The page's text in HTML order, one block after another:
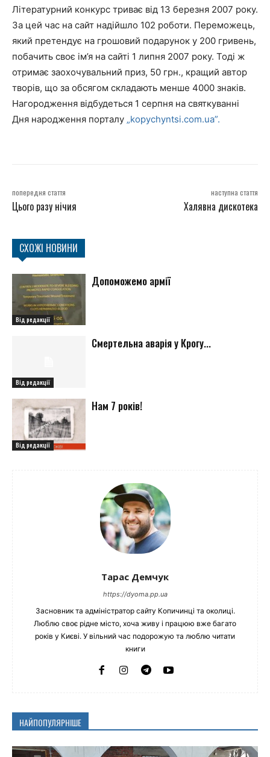
Літературний конкурс триває від 13 березня 2007 року.
За цей час на сайт надійшло 102 роботи. Переможець,
який претендує на грошовий подарунок у 200 гривень,
побачить своє ім’я на сайті 1 липня 2007 року. Тоді ж
отримає заохочувальний приз, 50 грн., кращий автор
творів, що за обсягом складають менше 4000 знаків.
Нагородження відбудеться 1 серпня на святкуванні
Дня народження порталу „kopychyntsi.com.ua”.
попередня стаття
Цього разу нічия
наступна стаття
Халявна дискотека
СХОЖІ НОВИНИ
Від редакції
Допоможемо армії
Від редакції
Смертельна аварія у Крогу...
Від редакції
Нам 7 років!
Тарас Демчук
https://dyoma.pp.ua
Засновник та адміністратор сайту Копичинці та околиці.
Люблю своє рідне місто, хоча живу і працюю вже багато
років у Києві. У вільний час подорожую та люблю читати
книги
НАЙПОПУЛЯРНІШЕ